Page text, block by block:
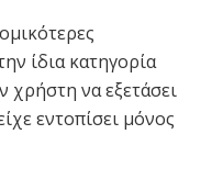
ίδια κατηγορία
χρήστη να εξετάσει
εντοπίσει μόνος